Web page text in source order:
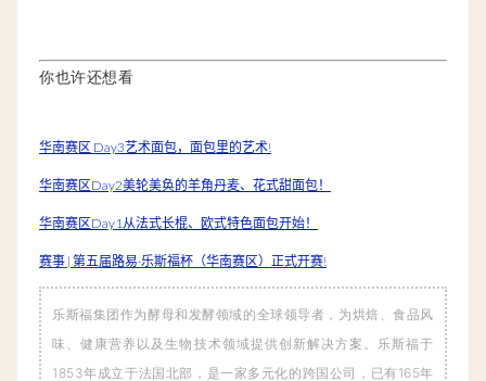
你也许还想看
华南赛区 Day3艺术面包，面包里的艺术!
华南赛区Day2美轮美奂的羊角丹麦、花式甜面包！
华南赛区Day1从法式长棍、欧式特色面包开始！
赛事 | 第五届路易·乐斯福杯（华南赛区）正式开赛!
乐斯福集团作为酵母和发酵领域的全球领导者，为烘焙、食品风
味、健康营养以及生物技术领域提供创新解决方案。乐斯福于
1853年成立于法国北部，是一家多元化的跨国公司，已有165年